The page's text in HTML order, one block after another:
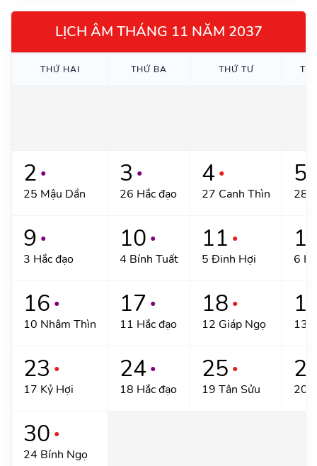
LỊCH ÂM THÁNG 11 NĂM 2037
THỨ HAI THỨ BA THỨ TƯ
2 ●
25 Mậu Dần
3 ●
26 Hắc đạo
4 ●
27 Canh Thìn
5
28
9 ●
3 Hắc đạo
10 ●
4 Bính Tuất
11 ●
5 Đinh Hợi 6
16 ●
10 Nhâm Thìn
17 ●
11 Hắc đạo
18 ●
12 Giáp Ngọ 13
23 ●
17 Kỷ Hợi
24 ●
18 Hắc đạo
25 ●
19 Tân Sửu 20
30 ●
24 Bính Ngọ